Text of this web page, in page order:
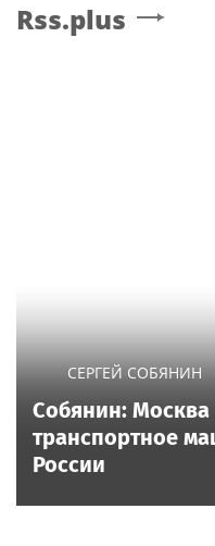
Rss.plus
СЕРГЕЙ СОБЯНИН
Собянин: Москва
транспортное
России